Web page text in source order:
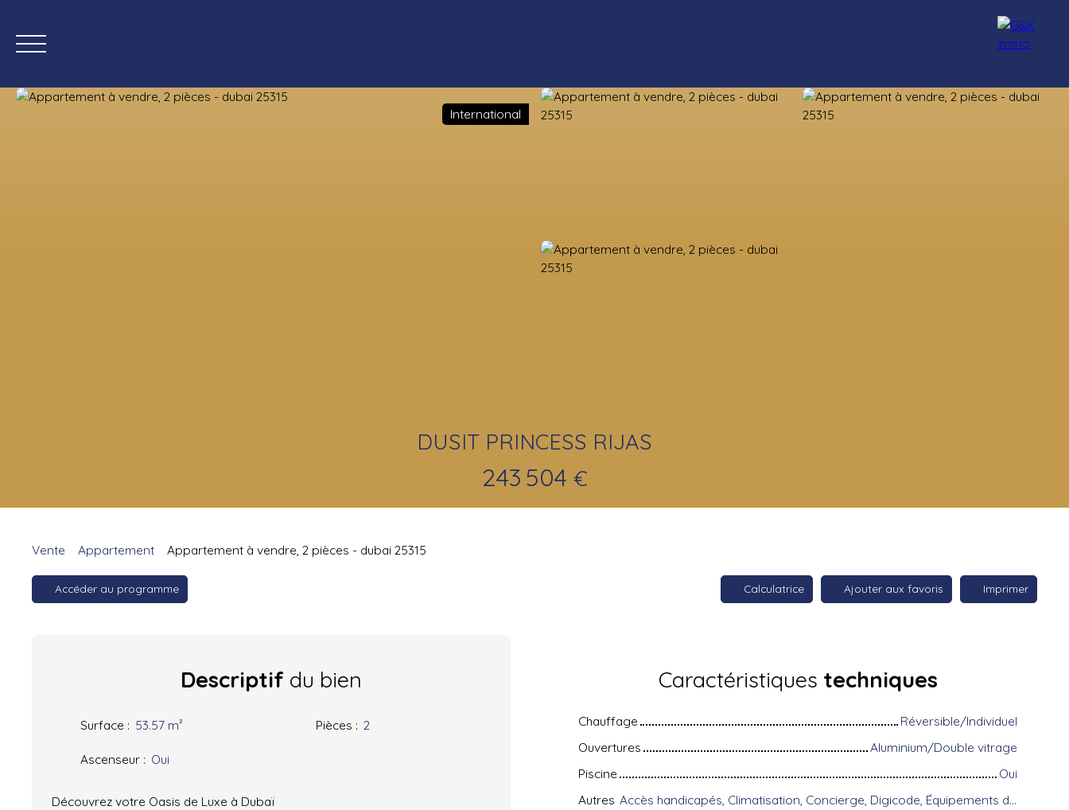
International
DUSIT PRINCESS RIJAS
243 504 €
Vente Appartement Appartement à vendre, 2 pièces - dubai 25315
Accéder au programme Calculatrice Ajouter aux favoris Imprimer
Descriptif du bien
Surface : 53.57 m² Pièces : 2
Ascenseur : Oui
Découvrez votre Oasis de Luxe à Dubaï
Caractéristiques techniques
Chauffage
Réversible/Individuel
Ouvertures
Aluminium/Double vitrage
Piscine
Oui
Autres
Accès handicapés, Climatisation, Concierge, Digicode, Équipements domotiques, Fibre optique, Gardien, Interphone, Portail motorisé, Porte blindée, Système d'alarme, Visiophone